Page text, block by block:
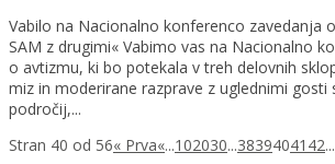
Vabilo na Nacionalno konferenco zavedanja
SAM z drugimi« Vabimo vas na Nacionalno
o avtizmu, ki bo potekala v treh delovnih
miz in moderirane razprave z uglednimi gosti
področij,...
Stran 40 od 56« Prva«...102030...38394041 42...